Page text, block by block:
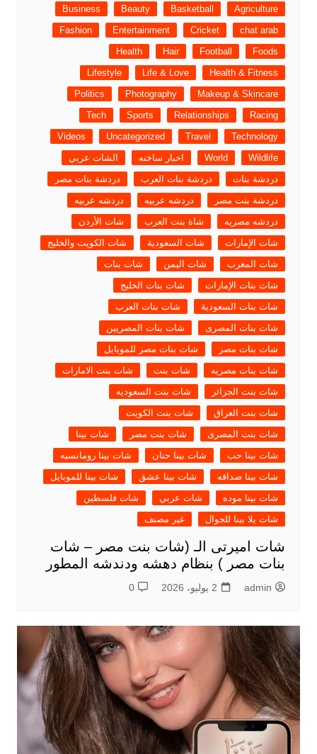
Agriculture
Basketball
Beauty
Business
chat arab
Cricket
Entertainment
Fashion
Foods
Football
Hair
Health
Health & Fitness
Life & Love
Lifestyle
Makeup & Skincare
Photography
Politics
Racing
Relationships
Sports
Tech
Technology
Travel
Uncategorized
Videos
Wildlife
World اخبار ساخنه
الشات عربي
دردشة بنات
دردشة بنات العرب
دردشة بنات مصر
دردشة بنت مصر
دردشه عربيه
دردشه عربيه
دردشه مصريه
شاة بنت العرب
شات الأردن
شات الإمارات
شات السعودية
شات الكويت والخليج
شات المغرب
شات اليمن
شات بنات
شات بنات الإمارات
شات بنات الخليج
شات بنات السعودية
شات بنات العرب
شات بنات المصرى
شات بنات المصريين
شات بنات مصر
شات بنات مصر للموبايل
شات بنات مصريه
شات بنت
شات بنت الامارات
شات بنت الجزائر
شات بنت السعوديه
شات بنت العراق
شات بنت الكويت
شات بنت المصرى
شات بنت مصر
شات بينا
شات بينا حب
شات بينا حنان
شات بينا رومانسيه
شات بينا صداقه
شات بينا عشق
شات بينا للموبايل
شات بينا موده
شات عربي
شات فلسطين
شات يلا بينا للجوال
غير مصنف
شات اميرتى الـ (شات بنت مصر – شات
بنات مصر ) بنظام دهشه ودندشه المطور
admin 2 يوليو، 2026 0